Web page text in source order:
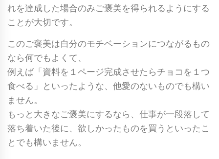
れを達成した場合のみご褒美を得られるようにする
ことが大切です。
このご褒美は自分のモチベーションにつながるもの
なら何でもよくて、
例えば「資料を１ページ完成させたらチョコを１つ
食べる」といったような、他愛のないものでも構い
ません。
もっと大きなご褒美にするなら、仕事が一段落して
落ち着いた後に、欲しかったものを買うといったこ
とでも構いません。